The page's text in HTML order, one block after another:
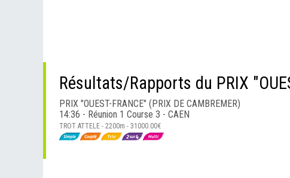
PRIX "OUEST-FRANCE" (PRIX DE CAMBREMER)
14:36 - Réunion 1 Course 3 - CAEN
TROT ATTELE - 2200m - 31000.00€